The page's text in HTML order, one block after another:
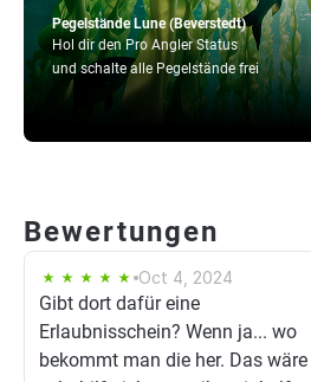
Pegelstände Lune (Beverstedt)
Hol dir den Pro Angler Status
und schalte alle Pegelstände frei
Bewertungen
Oct 4, 2024
Gibt dort dafür eine
Erlaubnisschein? Wenn ja... wo
bekommt man die her. Das wäre